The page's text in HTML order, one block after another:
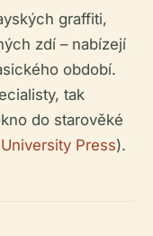
graffiti,
zdí – nabízejí
období.
tak
do starověké
Press).